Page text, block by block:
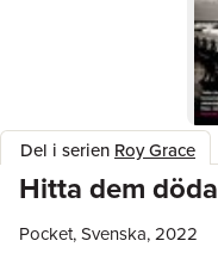
Del i serien Roy Grace
Hitta dem döda
Pocket, Svenska, 2022